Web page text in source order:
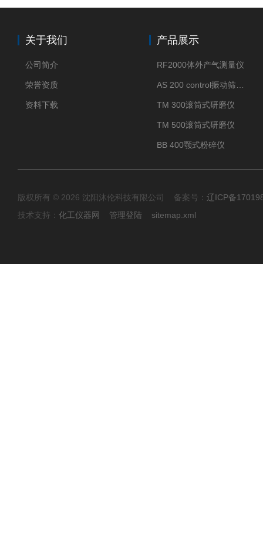
关于我们
公司简介
荣誉资质
资料下载
产品展示
RF2000体外产气测量仪
TM 300滚筒式研磨仪
TM 500滚筒式研磨仪
BB 400颚式粉碎仪
版权所有 © 2026 沈阳沐伦科技有限公司 备案号： 辽ICP备
技术支持： 化工仪器网 管理登陆 sitemap.xml